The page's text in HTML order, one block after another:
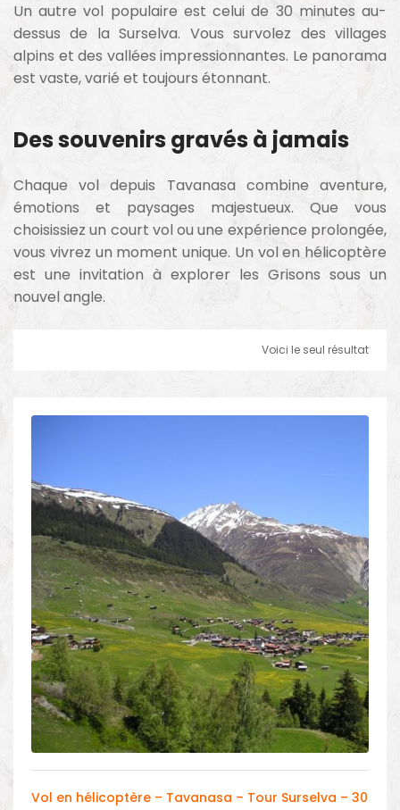
Un autre vol populaire est celui de 30 minutes au-
dessus de la Surselva. Vous survolez des villages
alpins et des vallées impressionnantes. Le panorama
est vaste, varié et toujours étonnant.
Des souvenirs gravés à jamais
Chaque vol depuis Tavanasa combine aventure,
émotions et paysages majestueux. Que vous
choisissiez un court vol ou une expérience prolongée,
vous vivrez un moment unique. Un vol en hélicoptère
est une invitation à explorer les Grisons sous un
nouvel angle.
Voici le seul résultat
Vol en hélicoptère – Tavanasa – Tour Surselva – 30